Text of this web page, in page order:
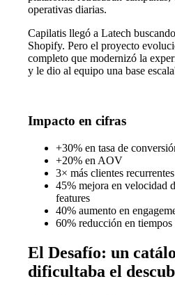
operativas diarias.
Capilatis llegó a Latech
Shopify. Pero el proyecto
completo que modernizó la
y le dio al equipo una base
Impacto en cifras
+30% en tasa de
+20% en AOV
3× más clientes recurrentes
45% mejora en velocidad
features
40% aumento en
60% reducción en tiempos
El Desafío: un
dificultaba el